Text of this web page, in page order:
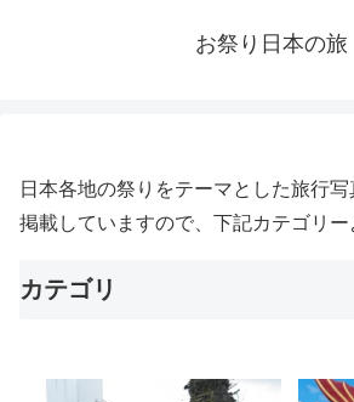
お祭り日本の旅
日本各地の祭りをテーマとした旅行
掲載していますので、下記カテゴリー
カテゴリ